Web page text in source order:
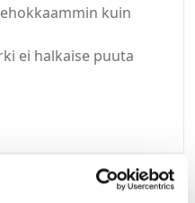
kuin
ei halkaise puuta